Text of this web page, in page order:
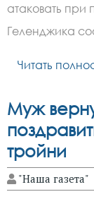
атаковать
Геленджика
Читать
Муж
тройни
"Наша газета"